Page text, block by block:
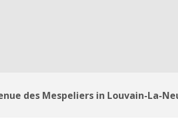
des Mespeliers in Louvain-La-